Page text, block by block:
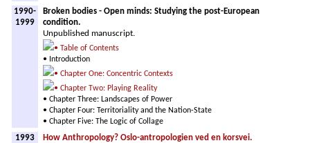
1990-
1999
Broken bodies - Open minds: Studying the post-European
condition.
Unpublished manuscript.
• Table of Contents
• Introduction
• Chapter One: Concentric Contexts
• Chapter Two: Playing Reality
• Chapter Three: Landscapes of Power
• Chapter Four: Territoriality and the Nation-State
• Chapter Five: The Logic of Collage
1993
How Anthropology? Oslo-antropologien ved en korsvei.